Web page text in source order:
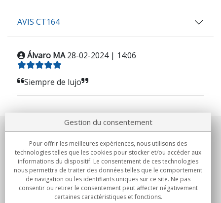
AVIS CT164
Álvaro MA 28-02-2024 | 14:06
Siempre de lujo
Notre société
Engagements
Achats
Gestion du consentement
Pour offrir les meilleures expériences, nous utilisons des
technologies telles que les cookies pour stocker et/ou accéder aux
informations du dispositif. Le consentement de ces technologies
nous permettra de traiter des données telles que le comportement
de navigation ou les identifiants uniques sur ce site. Ne pas
consentir ou retirer le consentement peut affecter négativement
certaines caractéristiques et fonctions.